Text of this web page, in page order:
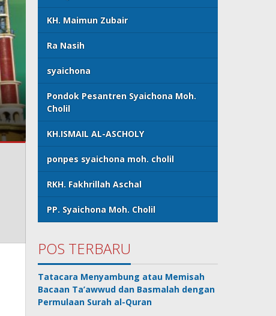
Biografi KH. Muhammad
Pondok Pesantren
KH. Maimun Zubair
Ra Nasih
syaichona
Pondok Pesantren Syaichona Moh.
Cholil
KH.ISMAIL AL-ASCHOLY
ponpes syaichona moh. cholil
RKH. Fakhrillah Aschal
PP. Syaichona Moh. Cholil
POS TERBARU
Tatacara Menyambung atau Memisah
Bacaan Ta’awwud dan Basmalah dengan
Permulaan Surah al-Quran